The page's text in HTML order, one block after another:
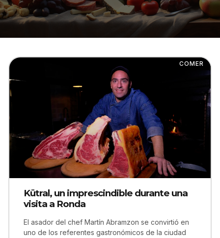
COMER
Kütral, un imprescindible durante una
visita a Ronda
El asador del chef Martín Abramzon se convirtió en
uno de los referentes gastronómicos de la ciudad